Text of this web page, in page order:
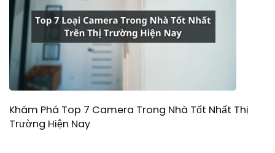
Khám Phá Top 7 Camera Trong Nhà Tốt Nhất Thị
Trường Hiện Nay